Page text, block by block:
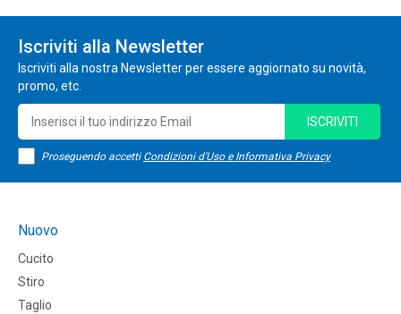
Iscriviti alla Newsletter
Iscriviti alla nostra Newsletter per essere aggiornato su novità,
promo, etc.
Proseguendo accetti Condizioni d'Uso e Informativa Privacy
ISCRIVITI
Nuovo
Cucito
Stiro
Taglio